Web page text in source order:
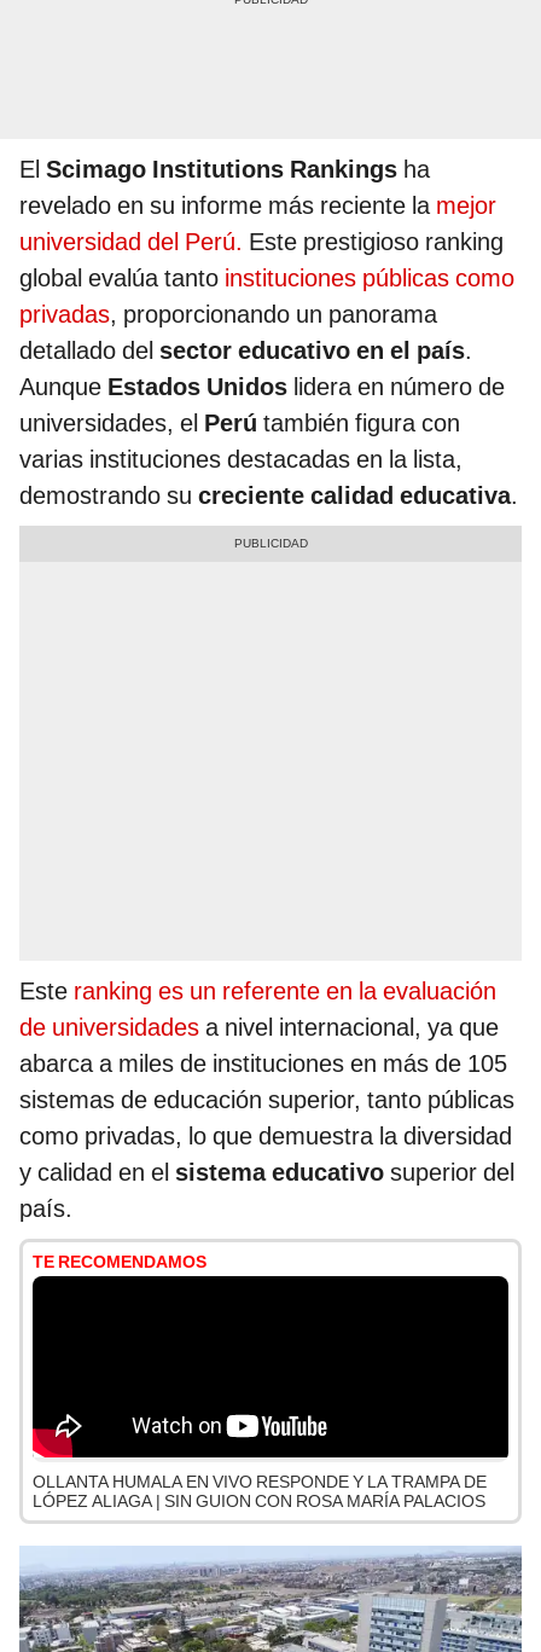
El Scimago Institutions Rankings ha
revelado en su informe más reciente la mejor
universidad del Perú. Este prestigioso ranking
global evalúa tanto instituciones públicas como
privadas, proporcionando un panorama
detallado del sector educativo en el país.
Aunque Estados Unidos lidera en número de
universidades, el Perú también figura con
varias instituciones destacadas en la lista,
demostrando su creciente calidad educativa.
Este ranking es un referente en la evaluación
de universidades a nivel internacional, ya que
abarca a miles de instituciones en más de 105
sistemas de educación superior, tanto públicas
como privadas, lo que demuestra la diversidad
y calidad en el sistema educativo superior del
país.
TE RECOMENDAMOS
OLLANTA HUMALA EN VIVO RESPONDE Y LA TRAMPA DE
LÓPEZ ALIAGA | SIN GUION CON ROSA MARÍA PALACIOS